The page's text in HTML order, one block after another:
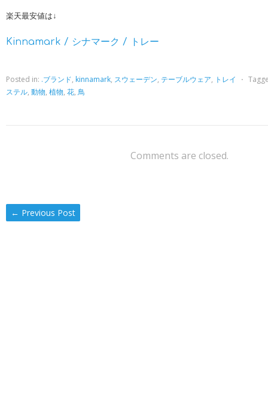
楽天最安値は↓
Kinnamark / シナマーク / トレー
Posted in: .ブランド, kinnamark, スウェーデン, テーブルウェア, トレイ ⋅
ステル, 動物, 植物, 花, 鳥
Comments are closed.
← Previous Post